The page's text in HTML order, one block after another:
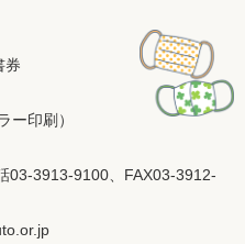
券
ー印刷）
3913-9100、FAX03-3912-